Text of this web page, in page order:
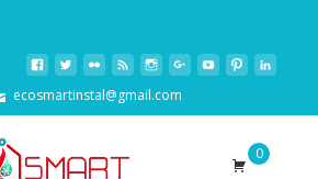
ecosmartinstal@gmail.com
0